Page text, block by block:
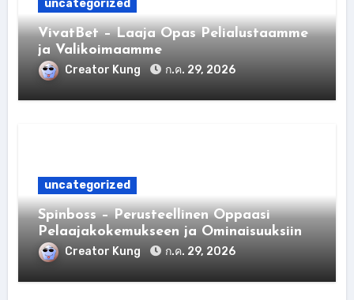
uncategorized
VivatBet – Laaja Opas Pelialustaamme
ja Valikoimaamme
Creator Kung ก.ค. 29, 2026
uncategorized
Spinboss – Perusteellinen Oppaasi
Pelaajakokemukseen ja Ominaisuuksiin
Creator Kung ก.ค. 29, 2026